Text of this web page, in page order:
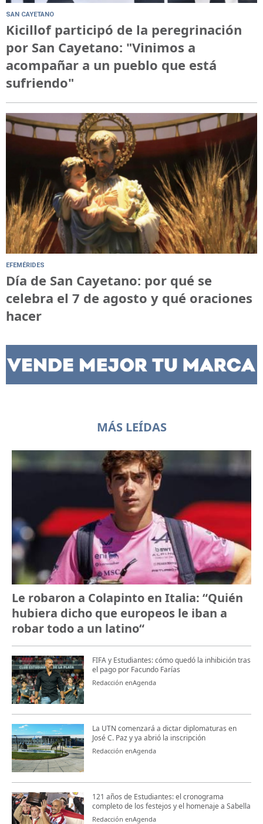
SAN CAYETANO
Kicillof participó de la peregrinación
por San Cayetano: "Vinimos a
acompañar a un pueblo que está
sufriendo"
EFEMÉRIDES
Día de San Cayetano: por qué se
celebra el 7 de agosto y qué oraciones
hacer
MÁS LEÍDAS
Le robaron a Colapinto en Italia: “Quién
hubiera dicho que europeos le iban a
robar todo a un latino“
FIFA y Estudiantes: cómo quedó la inhibición tras
el pago por Facundo Farías
Redacción enAgenda
La UTN comenzará a dictar diplomaturas en
José C. Paz y ya abrió la inscripción
Redacción enAgenda
121 años de Estudiantes: el cronograma
completo de los festejos y el homenaje a Sabella
Redacción enAgenda